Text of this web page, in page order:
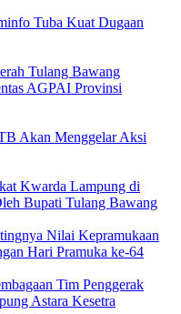
Tuba Kuat Dugaan
Tulang Bawang
AGPAI Provinsi
Akan Menggelar Aksi
Kwarda Lampung di
Bupati Tulang Bawang
Nilai Kepramukaan
Hari Pramuka ke-64
Tim Penggerak
Astara Kesetra